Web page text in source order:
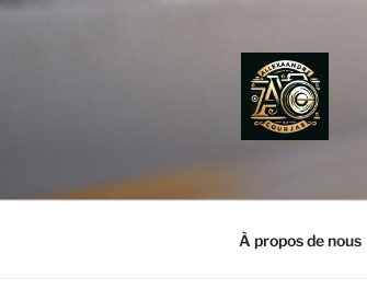
Aller
À propos de nous